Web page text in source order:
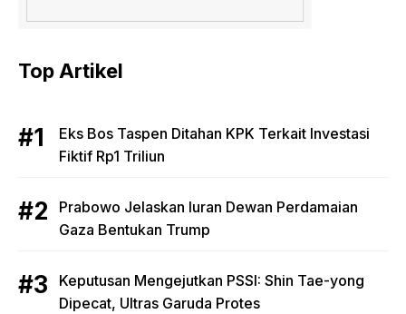
Top Artikel
Eks Bos Taspen Ditahan KPK Terkait Investasi
Fiktif Rp1 Triliun
Prabowo Jelaskan Iuran Dewan Perdamaian
Gaza Bentukan Trump
Keputusan Mengejutkan PSSI: Shin Tae-yong
Dipecat, Ultras Garuda Protes